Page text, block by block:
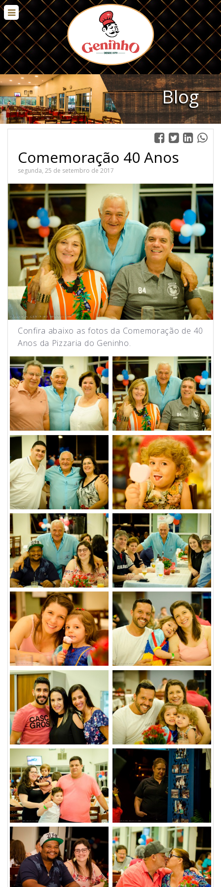
Blog
Comemoração 40 Anos
segunda, 25 de setembro de 2017
Confira abaixo as fotos da Comemoração de 40
Anos da Pizzaria do Geninho.